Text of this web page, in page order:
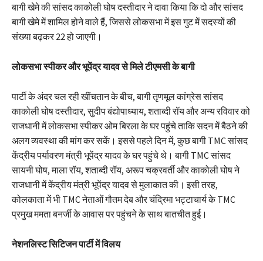
बागी खेमे की सांसद काकोली घोष दस्तीदार ने दावा किया कि दो और सांसद
बागी खेमे में शामिल होने वाले हैं, जिससे लोकसभा में इस गुट में सदस्यों की
संख्या बढ़कर 22 हो जाएगी।
लोकसभा स्पीकर और भूपेंद्र यादव से मिले टीएमसी के बागी
पार्टी के अंदर चल रही खींचतान के बीच, बागी तृणमूल कांग्रेस सांसद
काकोली घोष दस्तीदार, सुदीप बंद्योपाध्याय, शताब्दी रॉय और अन्य रविवार को
राजधानी में लोकसभा स्पीकर ओम बिरला के घर पहुंचे ताकि सदन में बैठने की
अलग व्यवस्था की मांग कर सकें। इससे पहले दिन में, कुछ बागी TMC सांसद
केंद्रीय पर्यावरण मंत्री भूपेंद्र यादव के घर पहुंचे थे। बागी TMC सांसद
सायनी घोष, माला रॉय, शताब्दी रॉय, अरूप चक्रवर्ती और काकोली घोष ने
राजधानी में केंद्रीय मंत्री भूपेंद्र यादव से मुलाकात की। इसी तरह,
कोलकाता में भी TMC नेताओं गौतम देब और चंद्रिमा भट्टाचार्य के TMC
प्रमुख ममता बनर्जी के आवास पर पहुंचने के साथ बातचीत हुई।
नेशनलिस्ट सिटिजन पार्टी में विलय